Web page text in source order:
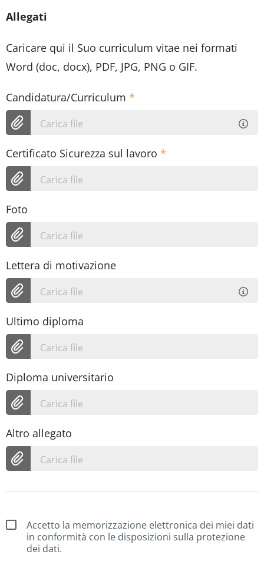
Allegati
Caricare qui il Suo curriculum vitae nei formati
Word (doc, docx), PDF, JPG, PNG o GIF.
Candidatura/Curriculum *
Carica file
Certificato Sicurezza sul lavoro *
Carica file
Foto
Carica file
Lettera di motivazione
Carica file
Ultimo diploma
Carica file
Diploma universitario
Carica file
Altro allegato
Carica file
Accetto la memorizzazione elettronica dei miei dati
in conformità con le disposizioni sulla protezione
dei dati.